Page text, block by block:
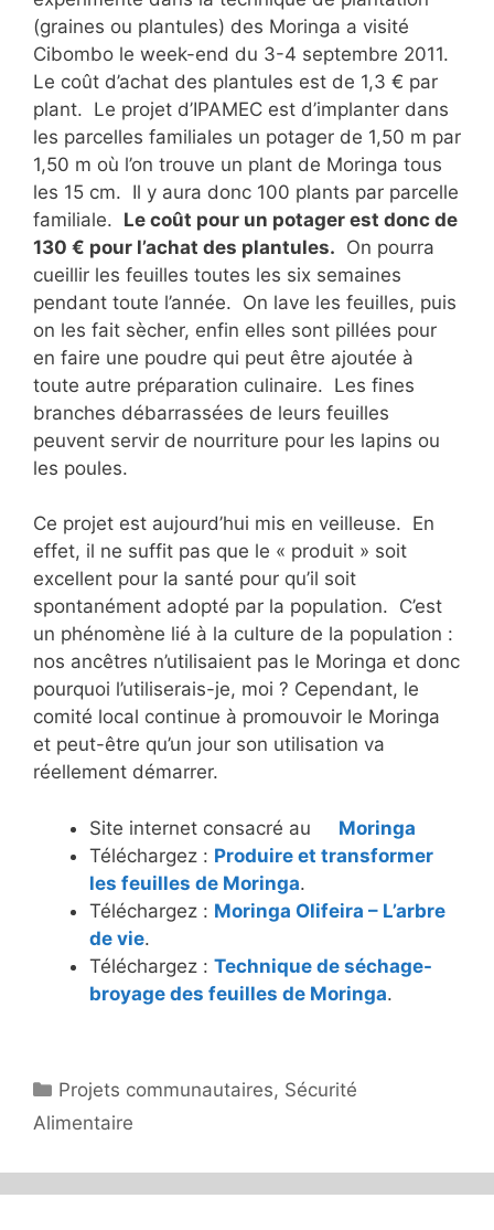
(graines ou plantules) des Moringa a visité
Cibombo le week-end du 3-4 septembre 2011.
Le coût d’achat des plantules est de 1,3 € par
plant. Le projet d’IPAMEC est d’implanter dans
les parcelles familiales un potager de 1,50 m par
1,50 m où l’on trouve un plant de Moringa tous
les 15 cm. Il y aura donc 100 plants par parcelle
familiale. Le coût pour un potager est donc de
130 € pour l’achat des plantules. On pourra
cueillir les feuilles toutes les six semaines
pendant toute l’année. On lave les feuilles, puis
on les fait sècher, enfin elles sont pillées pour
en faire une poudre qui peut être ajoutée à
toute autre préparation culinaire. Les fines
branches débarrassées de leurs feuilles
peuvent servir de nourriture pour les lapins ou
les poules.
Ce projet est aujourd’hui mis en veilleuse. En
effet, il ne suffit pas que le « produit » soit
excellent pour la santé pour qu’il soit
spontanément adopté par la population. C’est
un phénomène lié à la culture de la population :
nos ancêtres n’utilisaient pas le Moringa et donc
pourquoi l’utiliserais-je, moi ? Cependant, le
comité local continue à promouvoir le Moringa
et peut-être qu’un jour son utilisation va
réellement démarrer.
Site internet consacré au Moringa
Téléchargez : Produire et transformer
les feuilles de Moringa.
Téléchargez : Moringa Olifeira – L’arbre
de vie.
Téléchargez : Technique de séchage-
broyage des feuilles de Moringa.
Catégories
Projets communautaires, Sécurité
Alimentaire